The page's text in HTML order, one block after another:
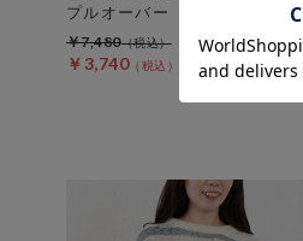
プルオーバー
￥3,740 50％OFF
￥7,480